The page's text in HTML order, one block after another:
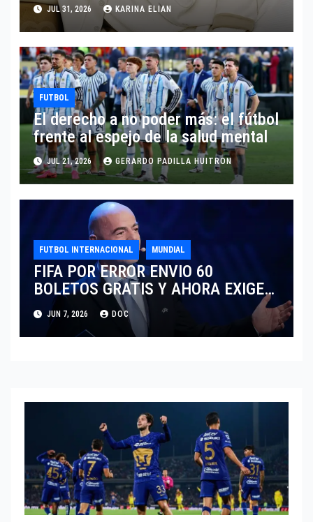
TRAS EL MUNDIAL 2026
JUL 31, 2026 KARINA ELIAN
FUTBOL
El derecho a no poder más: el fútbol
frente al espejo de la salud mental
JUL 21, 2026 GERARDO PADILLA HUITRON
FUTBOL INTERNACIONAL MUNDIAL
FIFA POR ERROR ENVIO 60
BOLETOS GRATIS Y AHORA EXIGE
COBRO.
JUN 7, 2026 DOC